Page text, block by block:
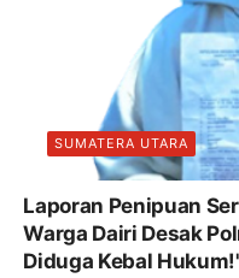
SUMATERA UTARA
Laporan Penipuan
Warga Dairi Desak
Diduga Kebal